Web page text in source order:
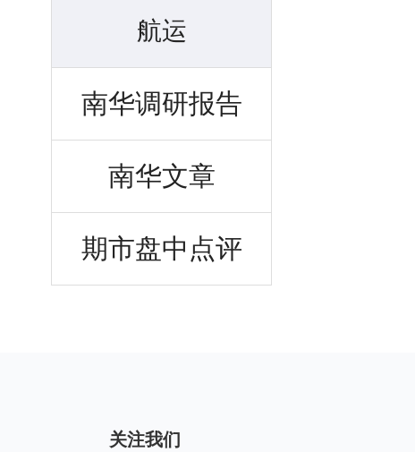
航运
南华调研报告
南华文章
期市盘中点评
关注我们